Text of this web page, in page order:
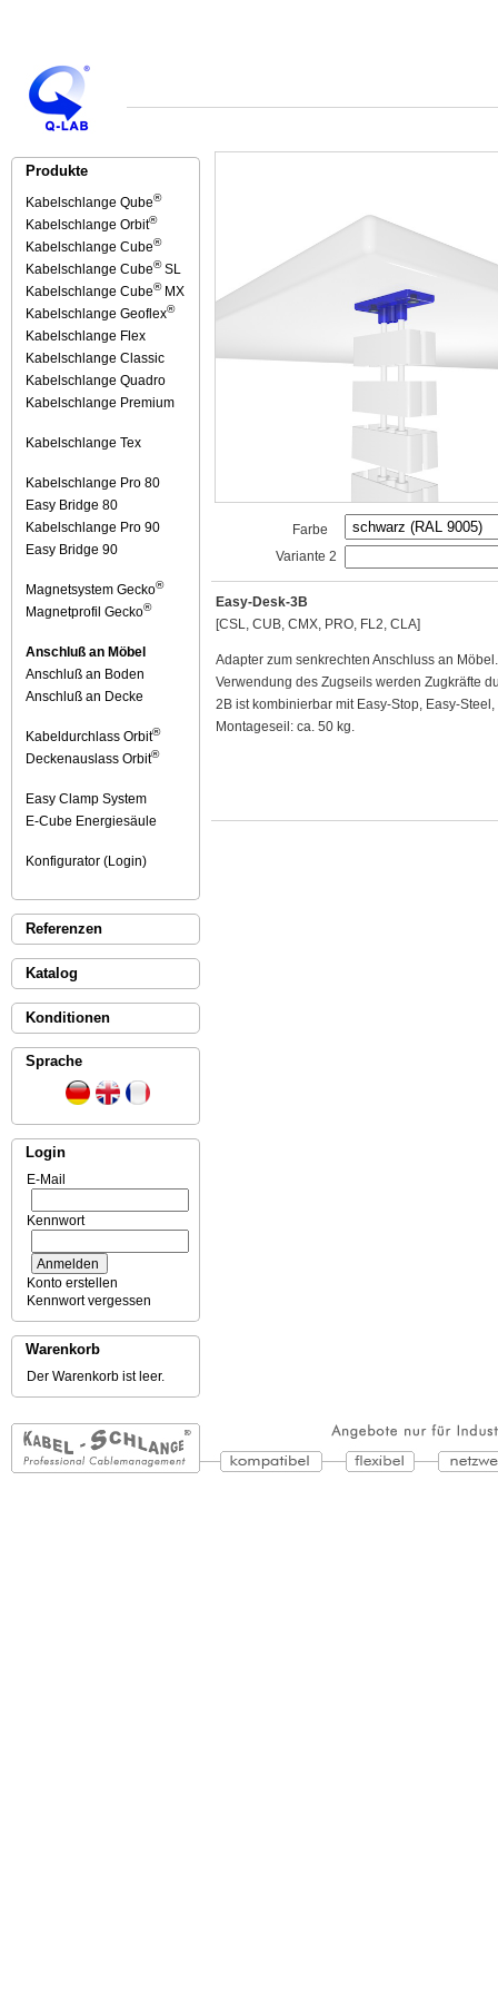
Produkte
Kabelschlange Qube®
Kabelschlange Orbit®
Kabelschlange Cube®
Kabelschlange Cube®SL
Kabelschlange Cube®MX
Kabelschlange Geoflex®
Kabelschlange Flex
Kabelschlange Classic
Kabelschlange Quadro
Kabelschlange Premium
Kabelschlange Tex
Kabelschlange Pro 80
Easy Bridge 80
Kabelschlange Pro 90
Easy Bridge 90
Magnetsystem Gecko®
Magnetprofil Gecko®
Anschluß an Möbel
Anschluß an Boden
Anschluß an Decke
Kabeldurchlass Orbit®
Deckenauslass Orbit®
Easy Clamp System
E-Cube Energiesäule
Konfigurator (Login)
Referenzen
Katalog
Konditionen
Sprache
Login
E-Mail
Kennwort
Konto erstellen
Kennwort vergessen
Warenkorb
Der Warenkorb ist leer.
Farbe
Variante 2
Easy-Desk-3B
[CSL, CUB, CMX, PRO, FL2, CLA]
Adapter zum senkrechten Anschluss an
Verwendung des Zugseils werden Zugkräfte
2B ist kombinierbar mit Easy-Stop, Easy-
Montageseil: ca. 50 kg.